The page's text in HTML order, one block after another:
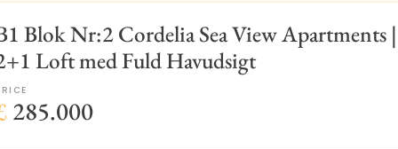
Blok Nr:2 Cordelia Sea View Apartments |
Loft med Fuld Havudsigt
285.000